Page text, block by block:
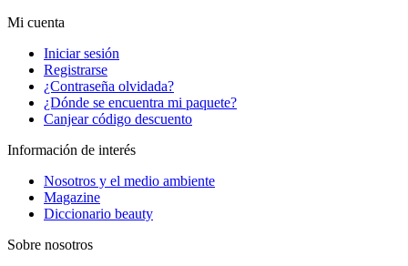
Mi cuenta
Iniciar sesión
Registrarse
¿Contraseña olvidada?
¿Dónde se encuentra mi paquete?
Canjear código descuento
Información de interés
Nosotros y el medio ambiente
Magazine
Diccionario beauty
Sobre nosotros